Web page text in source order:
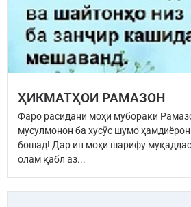
ҲИКМАТҲОИ РАМАЗОН
Фаро расидани моҳи мубораки
мусулмонон ба хусӯс шумо
бошад! Дар ин моҳи шарифу
олам қабл аз...